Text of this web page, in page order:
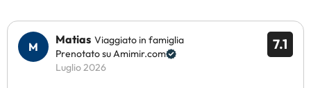
7.1
Matias Viaggiato in famiglia
Prenotato su Amimir.com
Luglio 2026